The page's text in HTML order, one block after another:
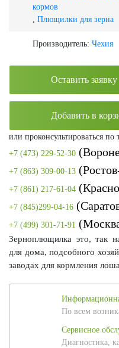
кормов
, Плющилки для зерна
Производитель: Чехия
Оставить заявку
Добавить в
или проконсультироваться по
+7 (473) 229-52-30
+7 (863) 309-00-13
+7 (861) 217-61-04
+7 (845)299-04-16
+7 (499) 301-71-91
Зерноплющилка это, так
для дома, подсобного
заводах для кормления
По всем
Сервисное
Диагностика,